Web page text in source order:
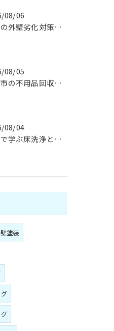
08/06
中央市の外壁劣化対策と補修方法
08/05
上野原市の不用品回収と撤去術
08/04
忍野村で学ぶ床洗浄とワックスの効果
塗装